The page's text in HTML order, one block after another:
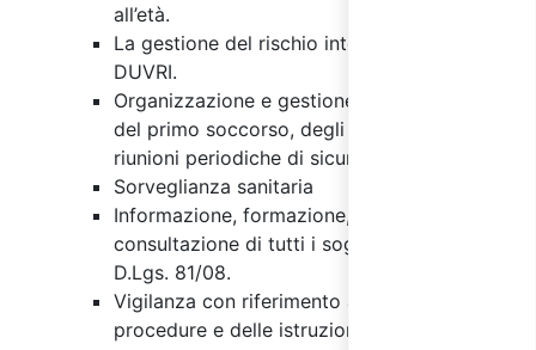
all’età.
La gestione del rischio interferenziale e il
DUVRI.
Organizzazione e gestione delle emergenze,
del primo soccorso, degli appalti, delle
riunioni periodiche di sicurezza.
Sorveglianza sanitaria
Informazione, formazione, partecipazione e
consultazione di tutti i soggetti ai sensi del
D.Lgs. 81/08.
Vigilanza con riferimento al rispetto delle
procedure e delle istruzioni di lavoro in